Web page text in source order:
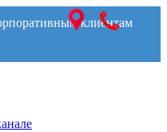
клиентам